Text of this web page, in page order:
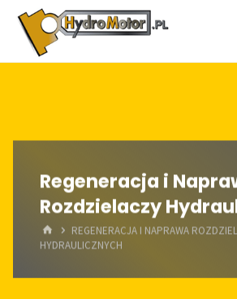
content
Regeneracja i
Rozdzielaczy
HOMEREGENERACJA I NAPRAWA
HYDRAULICZNYCH